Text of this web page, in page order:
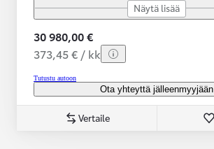
Näytä lisää
30 980,00 €
373,45 € / kk
Tutustu autoon
Ota yhteyttä jälleenmyyjään
Vertaile